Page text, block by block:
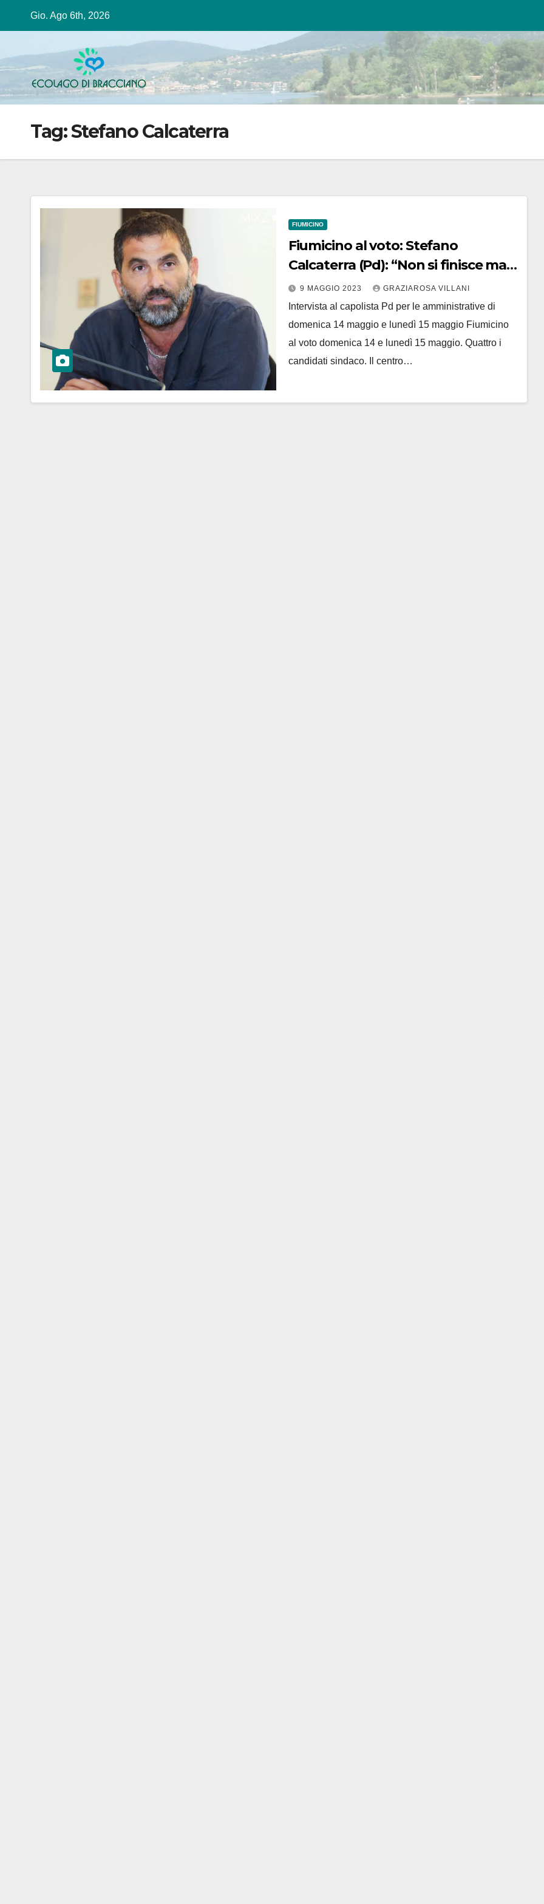
Gio. Ago 6th, 2026
Tag:Stefano Calcaterra
FIUMICINO
Fiumicino al voto: Stefano
Calcaterra (Pd): “Non si finisce mai
di costruire il futuro”
9 MAGGIO 2023 GRAZIAROSA VILLANI
Intervista al capolista Pd per le amministrative di
domenica 14 maggio e lunedì 15 maggio Fiumicino
al voto domenica 14 e lunedì 15 maggio. Quattro i
candidati sindaco. Il centro…